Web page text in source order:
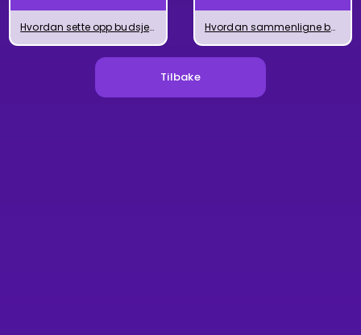
Hvordan sette opp budsjett i Excel Hvordan sammenligne budsjett og regnskap i Excel
Tilbake